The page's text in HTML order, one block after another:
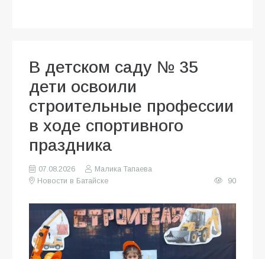
В детском саду № 35
дети освоили
строительные профессии
в ходе спортивного
праздника
07.08.2026
Малика Тапаева
Новости в Батайске
90